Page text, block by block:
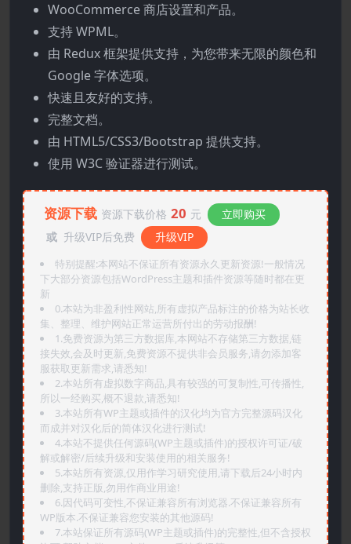
WooCommerce 商店设置和产品。
支持 WPML。
由 Redux 框架提供支持，为您带来无限的颜色和
Google 字体选项。
快速且友好的支持。
完整文档。
由 HTML5/CSS3/Bootstrap 提供支持。
使用 W3C 验证器进行测试。
资源下载 资源下载价格 20 元
立即购买
或 升级VIP后免费 升级VIP
特别提醒:本网站不保证所有资源永久更新资源!一般情况
下大部分资源包括WordPress主题和插件资源等随时都在更
新
0.本站为非盈利性网站,所有虚拟产品标注的价格为站长收
集、整理、维护网站正常运营所付出的劳动报酬!
1.免费资源为第三方数据库,本网站不存储第三方数据,链
接失效,会及时更新,免费资源不提供非会员服务,请勿添加客
服获取更新需求,请悉知!
2.本站所有虚拟数字商品,具有较强的可复制性,可传播性,
所以一经购买,概不退款,请悉知!
3.本站所有WP主题或插件的汉化均为官方完整源码汉化
而成并对汉化后的简体汉化进行测试!
4.本站不提供任何源码(WP主题或插件)的授权许可证/破
解或解密/后续升级和安装使用的相关服务!
5.本站所有资源,仅用作学习研究使用,请下载后24小时内
删除,支持正版,勿用作商业用途!
6.因代码可变性,不保证兼容所有浏览器.不保证兼容所有
WP版本.不保证兼容您安装的其他源码!
7.本站保证所有源码(WP主题或插件)的完整性,但不含授权